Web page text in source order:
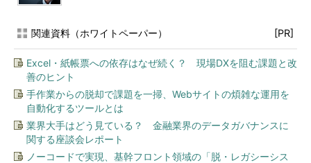
関連資料（ホワイトペーパー） [PR]
Excel・紙帳票への依存はなぜ続く？ 現場DXを阻む課題と改
善のヒント
手作業からの脱却で課題を一掃、Webサイトの煩雑な運用を
自動化するツールとは
業界大手はどう見ている？ 金融業界のデータガバナンスに
関する座談会レポート
ノーコードで実現、基幹フロント領域の「脱・レガシーシス